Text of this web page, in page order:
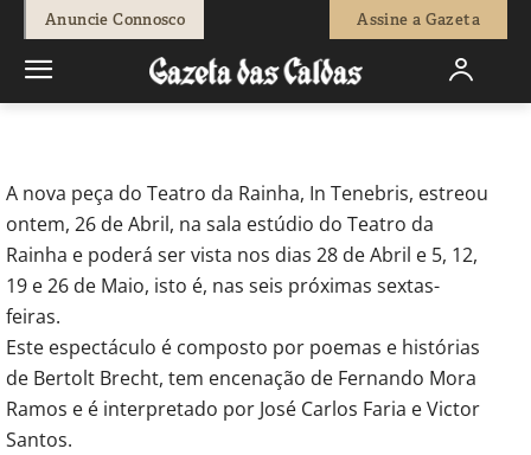
Anuncie Connosco Assine a Gazeta
Redação - 27 de Abril, 2012 0
A nova peça do Teatro da Rainha, In Tenebris, estreou
ontem, 26 de Abril, na sala estúdio do Teatro da
Rainha e poderá ser vista nos dias 28 de Abril e 5, 12,
19 e 26 de Maio, isto é, nas seis próximas sextas-
feiras.
Este espectáculo é composto por poemas e histórias
de Bertolt Brecht, tem encenação de Fernando Mora
Ramos e é interpretado por José Carlos Faria e Victor
Santos.